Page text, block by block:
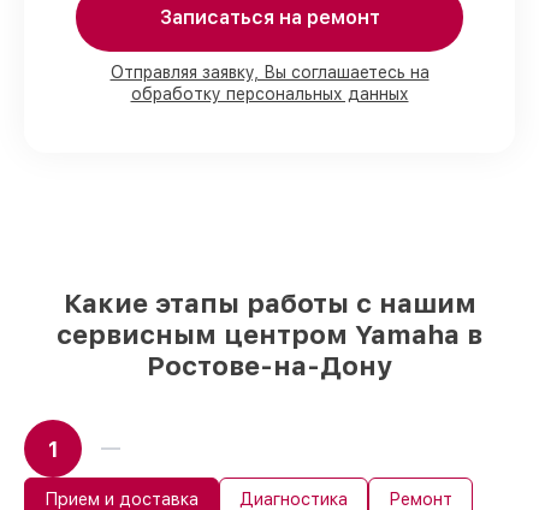
Мы гарантируем:
работ за 1–2 часа, если мастер
приступает к работе сразу
Записаться на ремонт
Отправляя заявку, Вы соглашаетесь на
обработку персональных данных
Какие этапы работы с нашим
сервисным центром Yamaha в
Ростове-на-Дону
1
Прием и доставка Диагностика Ремонт